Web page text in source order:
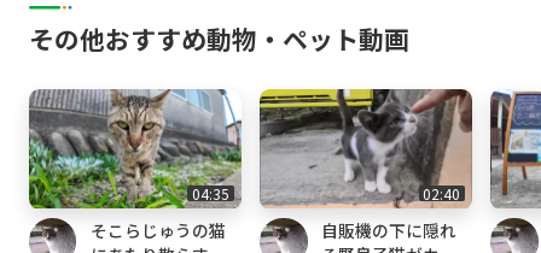
April, 2015- )
まや Maya (茶白 red tabby and white, Male ♂;
るか Luca (アビシニアン レッド Abyssinian R
ed, male ♂ ;January 16, 2017-)
める Mer (アビシニアン ルディ Abyssinian Ru
ddy, male ♂ ;January 16, 2017-)
らな Lana (サビ猫 tortoiseshell cat, female
♀; July, 2017- )
その他おすすめ動物・ペット動画
04:35
そこらじゅうの猫
02:40
自販機の下に隠れ